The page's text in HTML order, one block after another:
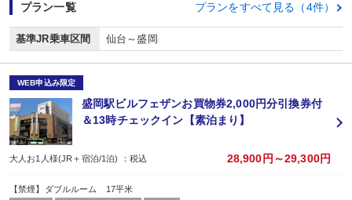
プラン一覧 プランをすべて見る（4件）
基準JR乗車区間 仙台～盛岡
WEB申込み限定
盛岡駅ビルフェザンお買物券2,000円分引換券付
＆13時チェックイン【素泊まり】
大人お1人様(JR＋宿泊/1泊) ：税込 28,900円～29,300円
【禁煙】ダブルルーム 17平米